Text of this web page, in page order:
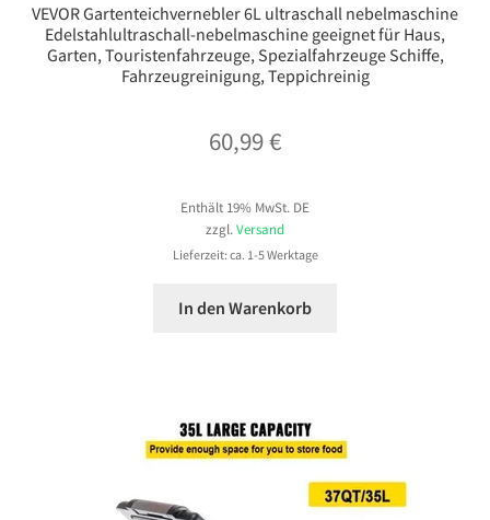
VEVOR Gartenteichvernebler 6L ultraschall nebelmaschine
Edelstahlultraschall-nebelmaschine geeignet für Haus,
Garten, Touristenfahrzeuge, Spezialfahrzeuge Schiffe,
Fahrzeugreinigung, Teppichreinig
60,99€
Enthält 19% MwSt. DE
zzgl. Versand
Lieferzeit: ca. 1-5 Werktage
In den Warenkorb